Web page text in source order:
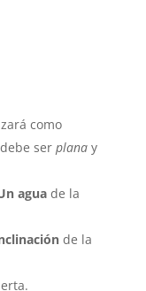
como
ser planay
aguade la
de la